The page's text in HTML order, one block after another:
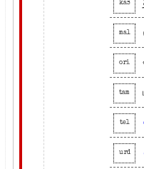
kas
mal
ori
tam
tel
urd